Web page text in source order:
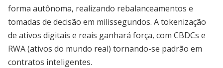
forma autônoma, realizando rebalanceamentos e
tomadas de decisão em milissegundos. A tokenização
de ativos digitais e reais ganhará força, com CBDCs e
RWA (ativos do mundo real) tornando-se padrão em
contratos inteligentes.